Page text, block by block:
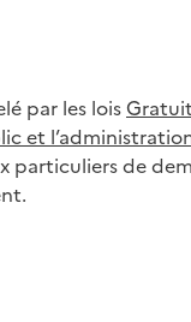
par les lois
et
particuliers de